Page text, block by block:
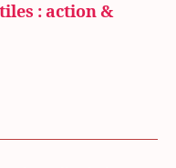
: action &